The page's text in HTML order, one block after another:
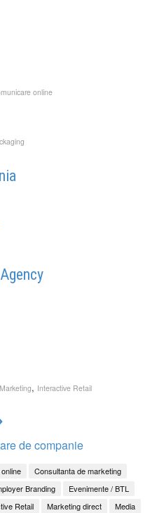
online
, Interactive Retail
de companie
Consultanta de marketing
Branding
Evenimente / BTL
Retail Marketing direct Media